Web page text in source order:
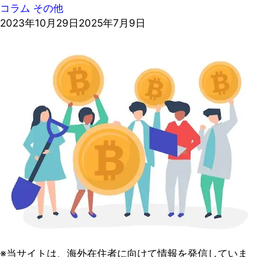
コラム その他
2023年10月29日 2025年7月9日
※当サイトは、海外在住者に向けて情報を発信していま